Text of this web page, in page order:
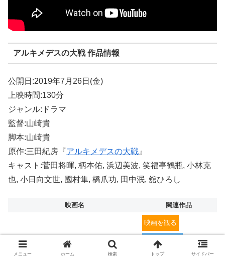
アルキメデスの大戦 作品情報
公開日:2019年7月26日(金)
上映時間:130分
ジャンル:ドラマ
監督:山崎貴
脚本:山崎貴
原作:三田紀房『アルキメデスの大戦 』
キャスト:菅田将暉, 柄本佑, 浜辺美波, 笑福亭鶴瓶, 小林克
也, 小日向文世, 國村隼, 橋爪功, 田中泯, 舘ひろし
映画名 関連作品
映画を観る
DVD&Bluray
メニュー ホーム 検索 トップ サイドバー